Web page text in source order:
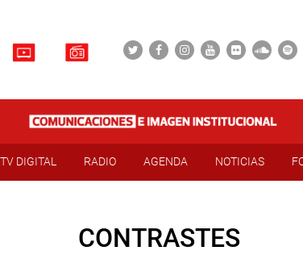
TV DIGITAL RADIO AGENDA NOTICIAS
CONTRASTES